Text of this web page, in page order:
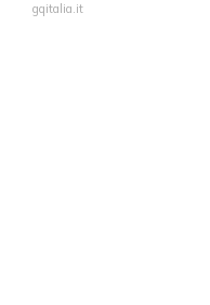
gqitalia.it